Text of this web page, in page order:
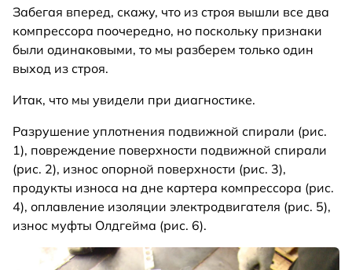
Забегая вперед, скажу, что из строя вышли все два
компрессора поочередно, но поскольку признаки
были одинаковыми, то мы разберем только один
выход из строя.
Итак, что мы увидели при диагностике.
Разрушение уплотнения подвижной спирали (рис.
1), повреждение поверхности подвижной спирали
(рис. 2), износ опорной поверхности (рис. 3),
продукты износа на дне картера компрессора (рис.
4), оплавление изоляции электродвигателя (рис. 5),
износ муфты Олдгейма (рис. 6).